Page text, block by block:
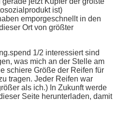
ist)
emporgeschnellt in den
Ort von größter
1/2 interessiert sind
was mich an der Stelle am
schiere Größe der Reifen für
tragen. Jeder Reifen war
als ich.) In Zukunft werde
Seite herunterladen, damit